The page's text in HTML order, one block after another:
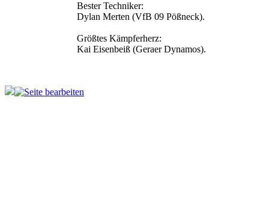
Bester Techniker:
Dylan Merten (VfB 09 Pößneck).
Größtes Kämpferherz:
Kai Eisenbeiß (Geraer Dynamos).